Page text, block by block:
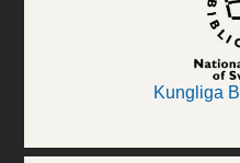
Kungliga